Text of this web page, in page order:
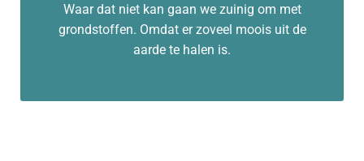
Waar dat niet kan gaan we zuinig om met
grondstoffen. Omdat er zoveel moois uit de
aarde te halen is.